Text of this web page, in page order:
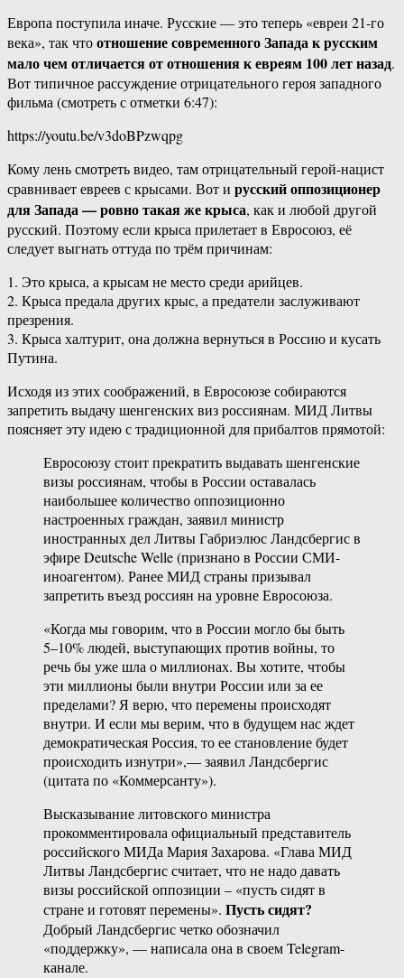
Европа поступила иначе. Русские — это теперь «евреи 21-го
века», так чтоотношение современного Запада к русским
мало чем отличается от отношения к евреям 100 лет назад.
Вот типичное рассуждение отрицательного героя западного
фильма (смотреть с отметки 6:47):
https://youtu.be/v3doBPzwqpg
Кому лень смотреть видео, там отрицательный герой-нацист
сравнивает евреев с крысами. Вот и русский оппозиционер
для Запада — ровно такая же крыса, как и любой другой
русский. Поэтому если крыса прилетает в Евросоюз, её
следует выгнать оттуда по трём причинам:
1. Это крыса, а крысам не место среди арийцев.
2. Крыса предала других крыс, а предатели заслуживают
презрения.
3. Крыса халтурит, она должна вернуться в Россию и кусать
Путина.
Исходя из этих соображений, в Евросоюзе собираются
запретить выдачу шенгенских виз россиянам. МИД Литвы
поясняет эту идею с традиционной для прибалтов прямотой:
Евросоюзу стоит прекратить выдавать шенгенские
визы россиянам, чтобы в России оставалась
наибольшее количество оппозиционно
настроенных граждан, заявил министр
иностранных дел Литвы Габриэлюс Ландсбергис в
эфире Deutsche Welle (признано в России СМИ-
иноагентом). Ранее МИД страны призывал
запретить въезд россиян на уровне Евросоюза.
«Когда мы говорим, что в России могло бы быть
5–10% людей, выступающих против войны, то
речь бы уже шла о миллионах. Вы хотите, чтобы
эти миллионы были внутри России или за ее
пределами? Я верю, что перемены происходят
внутри. И если мы верим, что в будущем нас ждет
демократическая Россия, то ее становление будет
происходить изнутри»,— заявил Ландсбергис
(цитата по «Коммерсанту»).
Высказывание литовского министра
прокомментировала официальный представитель
российского МИДа Мария Захарова. «Глава МИД
Литвы Ландсбергис считает, что не надо давать
визы российской оппозиции – «пусть сидят в
стране и готовят перемены». Пусть сидят?
Добрый Ландсбергис четко обозначил
«поддержку», — написала она в своем Telegram-
канале.